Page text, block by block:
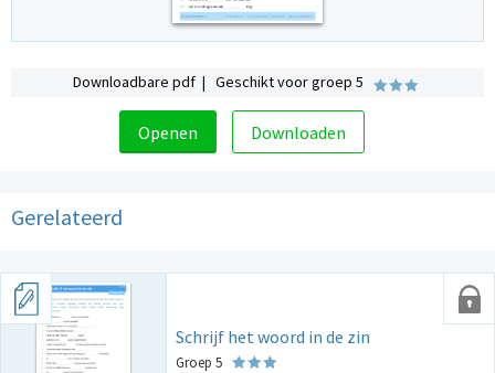
Downloadbare pdf | Geschikt voor groep 5
Openen Downloaden
Gerelateerd
Schrijf het woord in de zin
Groep 5